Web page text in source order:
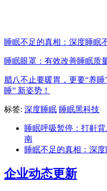
睡眠不足的真相：深度睡眠
睡眠眼罩：有效改善睡眠质
腊八不止要暖胃，更要“养
睡” 新姿势！
标签: 深度睡眠 睡眠黑科技
睡眠呼吸暂停：打鼾
南
睡眠不足的真相：深
企业动态更新